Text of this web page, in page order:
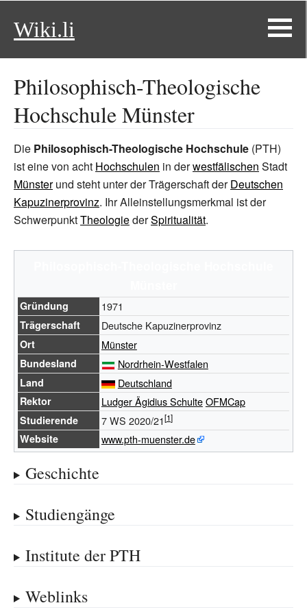
Wiki.li
Philosophisch-Theologische
Hochschule Münster
Die Philosophisch-Theologische Hochschule (PTH)
ist eine von acht Hochschulen in derwestfälischen Stadt
Münsterund steht unter der Trägerschaft derDeutschen
Kapuzinerprovinz. Ihr Alleinstellungsmerkmal ist der
SchwerpunktTheologiederSpiritualität.
Gründung 1971
Trägerschaft Deutsche Kapuzinerprovinz
Ort Münster
Bundesland Nordrhein-Westfalen
Land Deutschland
Rektor Ludger Ägidius SchulteOFMCap
Studierende 7WS 2020/21
Website www.pth-muenster.de
Geschichte
Studiengänge
Institute der PTH
Weblinks